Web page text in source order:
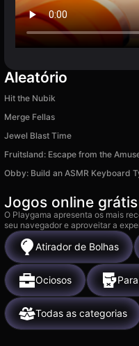
Aleatório
Hit the Nubik
Merge Fellas
Jewel Blast Time
Fruitsland: Escape from the
Obby: Build an ASMR Keyboard
Jogos online
O Playgama apresenta os mais
seu navegador e aproveitar a
Atirador de Bolhas
Ociosos
Todas as categorias